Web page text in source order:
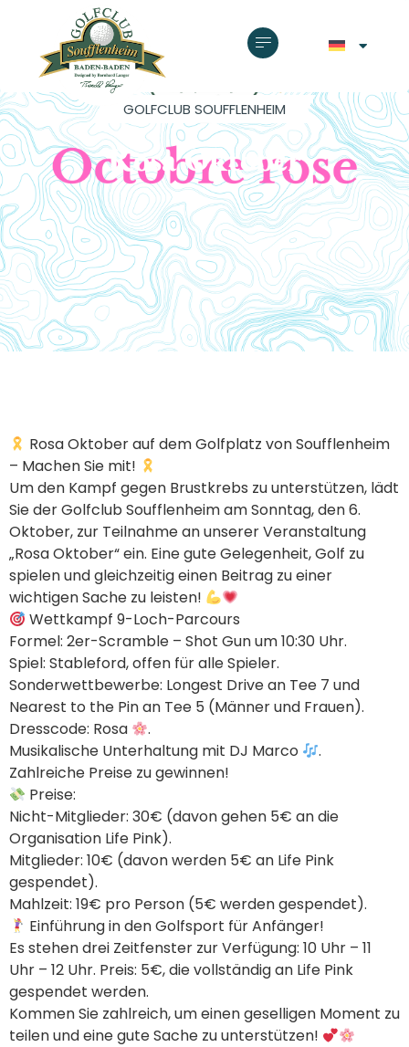
GOLFCLUB SOUFFLENHEIM
Rosa Oktober
Rosa Oktober auf dem Golfplatz von Soufflenheim
– Machen Sie mit!
Um den Kampf gegen Brustkrebs zu unterstützen, lädt
Sie der Golfclub Soufflenheim am Sonntag, den 6.
Oktober, zur Teilnahme an unserer Veranstaltung
„Rosa Oktober“ ein. Eine gute Gelegenheit, Golf zu
spielen und gleichzeitig einen Beitrag zu einer
wichtigen Sache zu leisten!
Wettkampf 9-Loch-Parcours
Formel: 2er-Scramble – Shot Gun um 10:30 Uhr.
Spiel: Stableford, offen für alle Spieler.
Sonderwettbewerbe: Longest Drive an Tee 7 und
Nearest to the Pin an Tee 5 (Männer und Frauen).
Dresscode: Rosa
.
Musikalische Unterhaltung mit DJ Marco
.
Zahlreiche Preise zu gewinnen!
Preise:
Nicht-Mitglieder: 30€ (davon gehen 5€ an die
Organisation Life Pink).
Mitglieder: 10€ (davon werden 5€ an Life Pink
gespendet).
Mahlzeit: 19€ pro Person (5€ werden gespendet).
Einführung in den Golfsport für Anfänger!
Es stehen drei Zeitfenster zur Verfügung: 10 Uhr – 11
Uhr – 12 Uhr. Preis: 5€, die vollständig an Life Pink
gespendet werden.
Kommen Sie zahlreich, um einen geselligen Moment zu
teilen und eine gute Sache zu unterstützen!